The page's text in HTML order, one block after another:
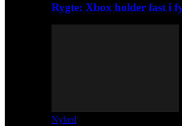
Rygte: Xbox holder fast i
Nyhed